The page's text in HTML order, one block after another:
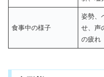
食事中の様子
姿勢、
せ、声
の疲れ